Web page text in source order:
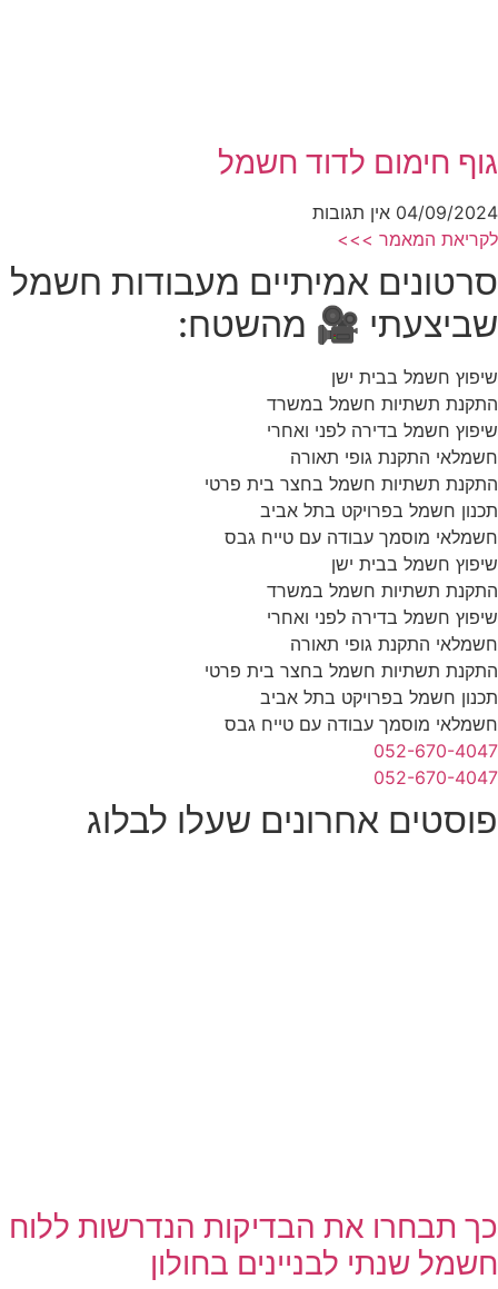
גוף חימום לדוד חשמל
04/09/2024 אין תגובות
לקריאת המאמר >>>
סרטונים אמיתיים מעבודות חשמל
שביצעתי 🎥 מהשטח:
שיפוץ חשמל בבית ישן
התקנת תשתיות חשמל במשרד
שיפוץ חשמל בדירה לפני ואחרי
חשמלאי התקנת גופי תאורה
התקנת תשתיות חשמל בחצר בית פרטי
תכנון חשמל בפרויקט בתל אביב
חשמלאי מוסמך עבודה עם טייח גבס
שיפוץ חשמל בבית ישן
התקנת תשתיות חשמל במשרד
שיפוץ חשמל בדירה לפני ואחרי
חשמלאי התקנת גופי תאורה
התקנת תשתיות חשמל בחצר בית פרטי
תכנון חשמל בפרויקט בתל אביב
חשמלאי מוסמך עבודה עם טייח גבס
052-670-4047
052-670-4047
פוסטים אחרונים שעלו לבלוג
כך תבחרו את הבדיקות הנדרשות ללוח
חשמל שנתי לבניינים בחולון